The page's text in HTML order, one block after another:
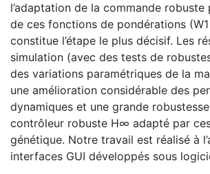
l’adaptation de la commande robuste
de ces fonctions de pondérations
constitue l’étape le plus décisif. Les
simulation (avec des tests de
des variations paramétriques de la
une amélioration considérable des
dynamiques et une grande
contrôleur robuste H∞ adapté par
génétique. Notre travail est réalisé à
interfaces GUI développés sous